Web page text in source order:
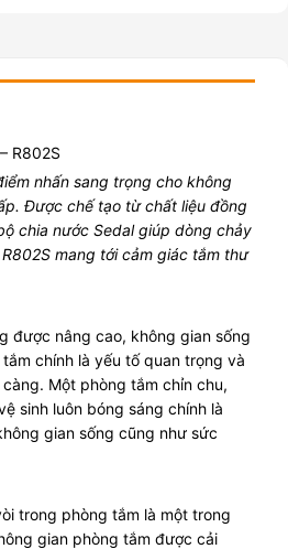
R802S
nhấn sang trọng cho không
Được chế tạo từ chất liệu đồng
chia nước Sedal giúp dòng chảy
mang tới cảm giác tắm thư
được nâng cao, không gian sống
chính là yếu tố quan trọng và
Một phòng tắm chỉn chu,
sinh luôn bóng sáng chính là
gian sống cũng như sức
trong phòng tắm là một trong
gian phòng tắm được cải